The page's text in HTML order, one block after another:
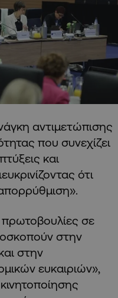
αντιμετώπισης
που συνεχίζει
και
ότι
πρωτοβουλίες σε
στην
στην
ευκαιριών»,